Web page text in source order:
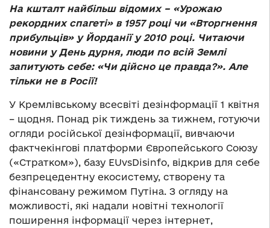
На кшталт найбільш відомих – «Урожаю
рекордних спагеті» в 1957 році чи «Вторгнення
прибульців» у Йорданії у 2010 році. Читаючи
новини у День дурня, люди по всій Землі
запитують себе: «Чи дійсно це правда?». Але
тільки не в Росії!
У Кремлівському всесвіті дезінформації 1 квітня
– щодня. Понад рік тиждень за тижнем, готуючи
огляди російської дезінформації, вивчаючи
фактчекінгові платформи Європейського Союзу
(«Стратком»), базу EUvsDisinfo, відкрив для себе
безпрецедентну екосистему, створену та
фінансовану режимом Путіна. З огляду на
можливості, які надали новітні технології
поширення інформації через інтернет,